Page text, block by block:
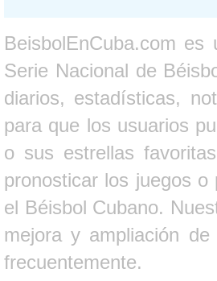
BeisbolEnCuba.com
Serie Nacional de
diarios, estadísticas,
para que los usuarios
o sus estrellas
pronosticar los juegos
el Béisbol Cubano.
mejora y ampliación
frecuentemente.